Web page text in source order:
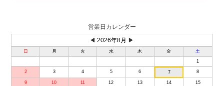
営業日カレンダー
◀ 2026年8月 ▶
日 月 火 水 木 金
土
1
2 3 4 5 6 7 8
9 10 11 12 13 14
15